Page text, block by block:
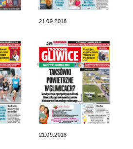
21.09.2018
21.09.2018